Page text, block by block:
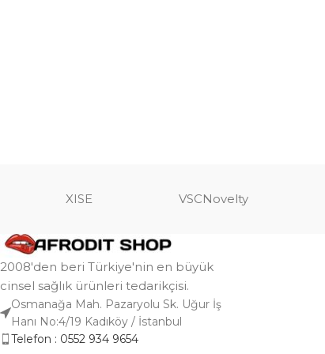
XISE VSCNovelty
2008'den beri Türkiye'nin en büyük
cinsel sağlık ürünleri tedarikçisi.
Osmanağa Mah. Pazaryolu Sk. Uğur İş
Hanı No:4/19 Kadıköy / İstanbul
Telefon : 0552 934 9654